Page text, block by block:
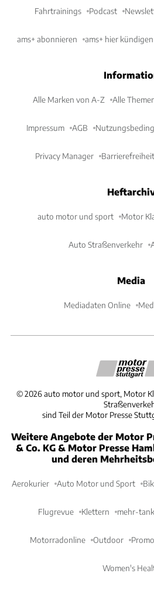
Fahrtrainings Podcast
ams+ abonnieren ams+ hier kündigen
Alle Marken von A-Z Alle
Impressum AGB
Privacy Manager
auto motor und sport Motor
Auto Straßenverkehr
Media
Mediadaten Online
©2026 auto motor und sport, Motor
sind Teil der Motor Presse
Weitere Angebote der Motor
& Co. KG & Motor Presse
und deren
Aerokurier Auto Motor und Sport
Flugrevue Klettern mehr-
Motorradonline Outdoor
Women's